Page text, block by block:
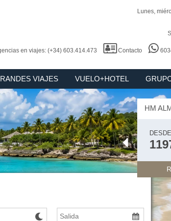
Lunes,
en viajes: (+34) 603.414.473 Contacto
VIAJES VUELO+HOTEL
DESDE